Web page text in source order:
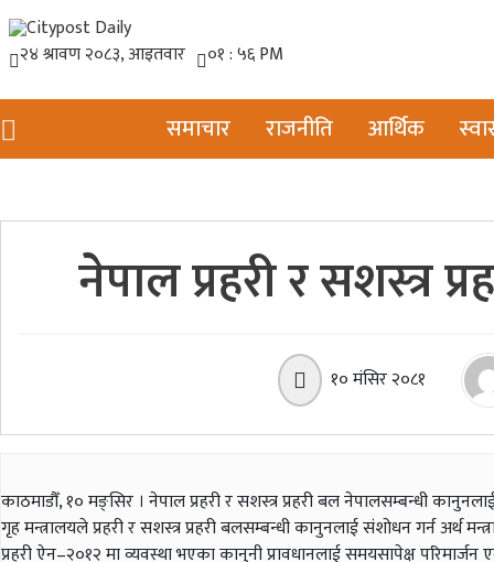
समाचार राजनीति आर्थिक
नेपाल प्रहरी र सशस्त्र
१० मंसिर २०८१
काठमाडौँ, १० मङ्सिर । नेपाल प्रहरी र सशस्त्र प्रहरी बल नेपालसम्बन्धी
गृह मन्त्रालयले प्रहरी र सशस्त्र प्रहरी बलसम्बन्धी कानुनलाई संशोधन गर्न अर्थ
प्रहरी ऐन–२०१२ मा व्यवस्था भएका कानुनी प्रावधानलाई समयसापेक्ष